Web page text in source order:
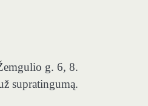
g. 6, 8.
supratingumą.